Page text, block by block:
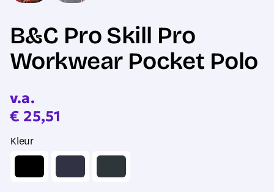
B&C Pro Skill Pro
Workwear Pocket Polo
v.a.
€ 25,51
Kleur